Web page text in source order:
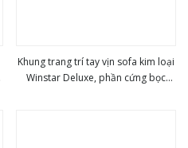
Khung trang trí tay vịn sofa kim loại
Winstar Deluxe, phần cứng bọc